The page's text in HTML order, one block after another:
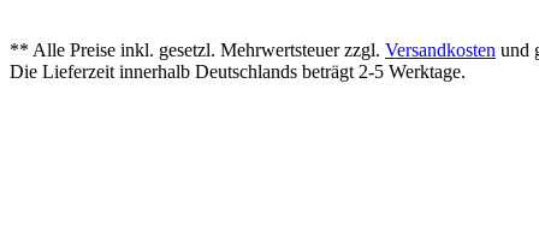
** Alle Preise inkl. gesetzl. Mehrwertsteuer zzgl. Versandkosten und
Die Lieferzeit innerhalb Deutschlands beträgt 2-5 Werktage.